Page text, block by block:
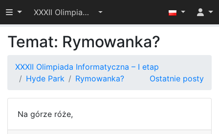
Przełącz widoczność menu
XXXII Olimpiada Informatyczna – I etap
Temat: Rymowanka?
XXXII Olimpiada Informatyczna – I etap
Hyde Park
Rymowanka? Ostatnie posty
Na górze róże,